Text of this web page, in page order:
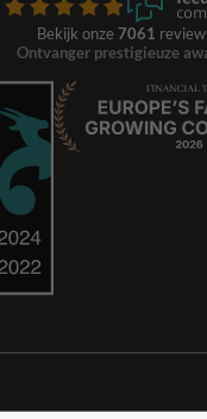
Bekijk onze 7061
Ontvanger prestigieuze